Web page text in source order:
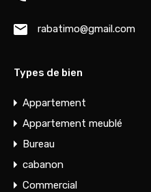
rabatimo@gmail.com
Types de bien
Appartement
Appartement meublé
Bureau
cabanon
Commercial